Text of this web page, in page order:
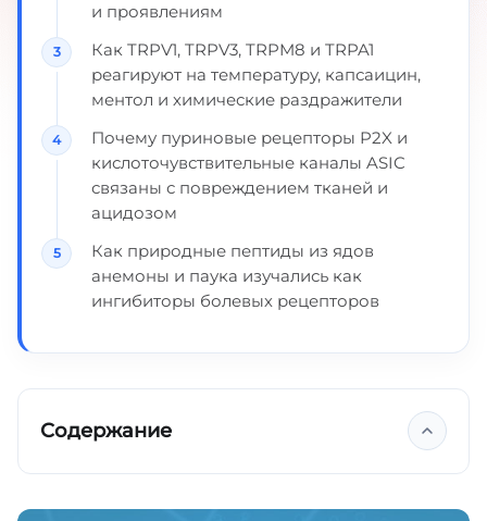
и проявлениям
Как TRPV1, TRPV3, TRPM8 и TRPA1
реагируют на температуру, капсаицин,
ментол и химические раздражители
Почему пуриновые рецепторы P2X и
кислоточувствительные каналы ASIC
связаны с повреждением тканей и
ацидозом
Как природные пептиды из ядов
анемоны и паука изучались как
ингибиторы болевых рецепторов
Содержание